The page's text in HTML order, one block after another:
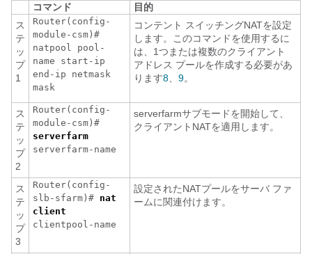
コマンド
目的
ス
テ
ッ
プ
1
Router(config-
module-csm)#
natpool pool-
name start-ip
end-ip netmask
mask
コンテント スイッチングNATを設定
します。このコマンドを使用するに
は、1つまたは複数のクライアント
アドレス プールを作成する必要があ
ります8 9。
ス
テ
ッ
プ
2
Router(config-
module-csm)#
serverfarm
serverfarm-name
serverfarmサブモードを開始して、
クライアントNATを適用します。
ス
テ
ッ
プ
3
Router(config-
slb-sfarm)# nat
client
clientpool-name
設定されたNATプールをサーバ ファ
ームに関連付けます。